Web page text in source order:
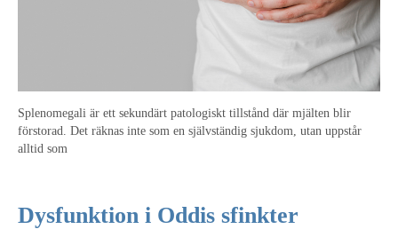
Splenomegali är ett sekundärt patologiskt tillstånd där mjälten blir
förstorad. Det räknas inte som en självständig sjukdom, utan uppstår
alltid som
Dysfunktion i Oddis sfinkter